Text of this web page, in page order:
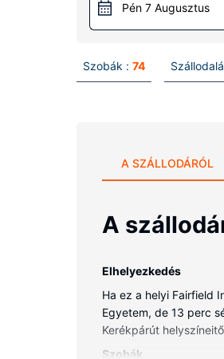
Pén 7 Augusztus
Szobák : 74
A SZÁLLODÁRÓL
A
Elhelyezkedés
Ha ez a helyi Fairfield
Egyetem, de 13 perc
Kerékpárút
Szobák